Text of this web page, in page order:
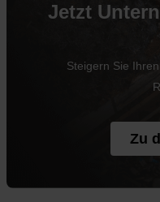
Jetzt
Steigern Sie
Zu